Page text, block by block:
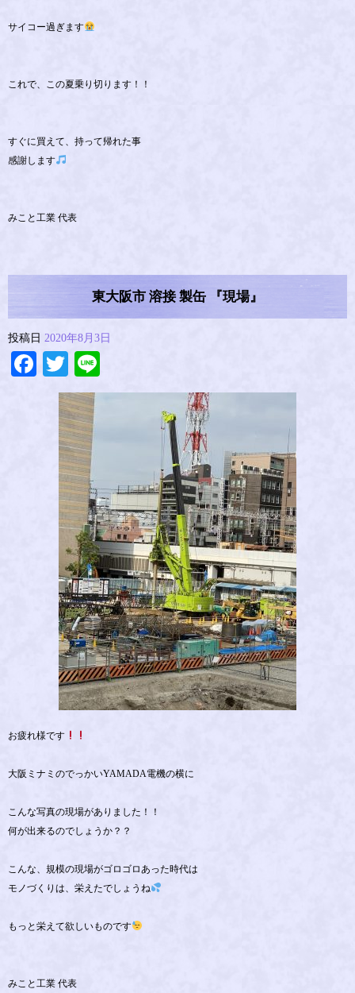
サイコー過ぎます
これで、この夏乗り切ります！！
すぐに買えて、持って帰れた事
感謝します
みこと工業 代表
東大阪市 溶接 製缶 『現場』
投稿日 2020年8月3日
Facebook
Twitter
お疲れ様です
大阪ミナミのでっかいYAMADA電機の横に
こんな写真の現場がありました！！
何が出来るのでしょうか？？
こんな、規模の現場がゴロゴロあった時代は
モノづくりは、栄えたでしょうね
もっと栄えて欲しいものです
みこと工業 代表